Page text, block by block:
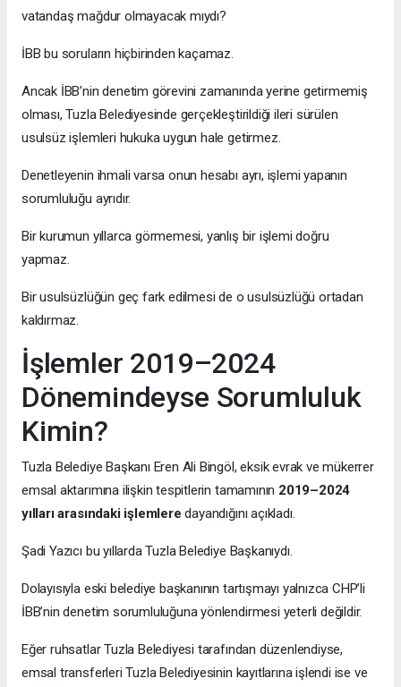
vatandaş mağdur olmayacak mıydı?
İBB bu soruların hiçbirinden kaçamaz.
Ancak İBB’nin denetim görevini zamanında yerine getirmemiş
olması, Tuzla Belediyesinde gerçekleştirildiği ileri sürülen
usulsüz işlemleri hukuka uygun hale getirmez.
Denetleyenin ihmali varsa onun hesabı ayrı, işlemi yapanın
sorumluluğu ayrıdır.
Bir kurumun yıllarca görmemesi, yanlış bir işlemi doğru
yapmaz.
Bir usulsüzlüğün geç fark edilmesi de o usulsüzlüğü ortadan
kaldırmaz.
İşlemler 2019–2024
Dönemindeyse Sorumluluk
Kimin?
Tuzla Belediye Başkanı Eren Ali Bingöl, eksik evrak ve mükerrer
emsal aktarımına ilişkin tespitlerin tamamının 2019–2024
yılları arasındaki işlemlere dayandığını açıkladı.
Şadi Yazıcı bu yıllarda Tuzla Belediye Başkanıydı.
Dolayısıyla eski belediye başkanının tartışmayı yalnızca CHP’li
İBB’nin denetim sorumluluğuna yönlendirmesi yeterli değildir.
Eğer ruhsatlar Tuzla Belediyesi tarafından düzenlendiyse,
emsal transferleri Tuzla Belediyesinin kayıtlarına işlendi ise ve